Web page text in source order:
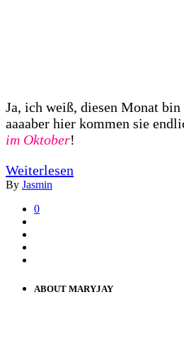
Ja, ich weiß, diesen Monat
aaaaber hier kommen sie
im Oktober!
Weiterlesen
By Jasmin
0
ABOUT MARYJAY